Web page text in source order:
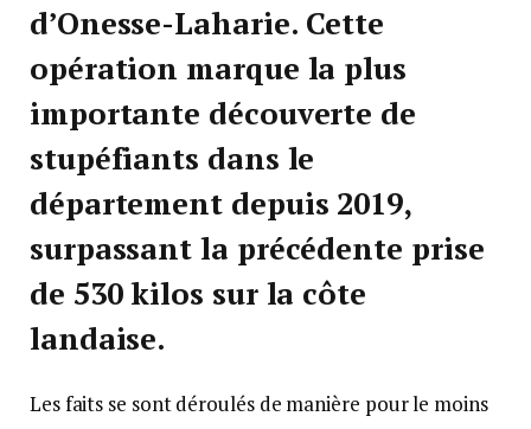
d’Onesse-Laharie. Cette
opération marque la plus
importante découverte de
stupéfiants dans le
département depuis 2019,
surpassant la précédente prise
de 530 kilos sur la côte
landaise.
Les faits se sont déroulés de manière pour le moins